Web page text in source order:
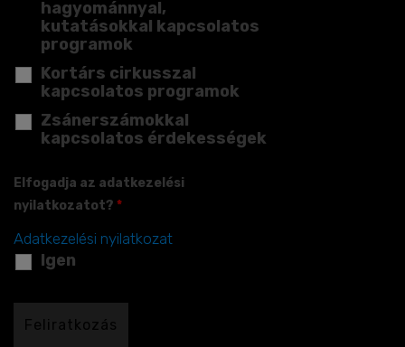
hagyománnyal,
kutatásokkal kapcsolatos
programok
Kortárs cirkusszal
kapcsolatos programok
Zsánerszámokkal
kapcsolatos érdekességek
Elfogadja az adatkezelési
nyilatkozatot? *
Igen
Adatkezelési nyilatkozat